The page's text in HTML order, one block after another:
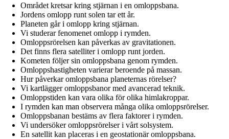
Området kretsar kring stjärnan i en omloppsbana.
Jordens omlopp runt solen tar ett år.
Planeten går i omlopp kring stjärnan.
Vi studerar fenomenet omlopp i rymden.
Omloppsrörelsen kan påverkas av gravitationen.
Det finns flera satelliter i omlopp runt jorden.
Kometen följer sin omloppsbana genom rymden.
Omloppshastigheten varierar beroende på massan.
Hur påverkar omloppsbana planeternas rörelser?
Vi kartlägger omloppsbanor med avancerad teknik.
Omloppstiden kan vara olika för olika himlakroppar.
I rymden kan man observera många olika omloppsrörelser.
Omloppsbanan bestäms av flera faktorer i rymden.
Vi undersöker omloppsrörelser i vårt solsystem.
En satellit kan placeras i en geostationär omloppsbana.